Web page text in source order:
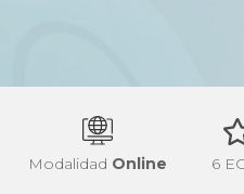
Modalidad Online 6